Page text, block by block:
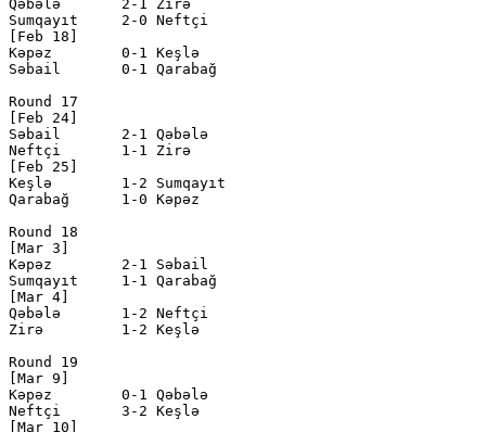
Qəbələ       2-1 Zirə
Sumqayıt     2-0 Neftçi
[Feb 18]
Kəpəz        0-1 Keşlə
Səbail       0-1 Qarabağ
Round 17
[Feb 24]
Səbail       2-1 Qəbələ
Neftçi       1-1 Zirə
[Feb 25]
Keşlə        1-2 Sumqayıt
Qarabağ      1-0 Kəpəz
Round 18
[Mar 3]
Kəpəz        2-1 Səbail
Sumqayıt     1-1 Qarabağ
[Mar 4]
Qəbələ       1-2 Neftçi
Zirə         1-2 Keşlə
Round 19
[Mar 9]
Kəpəz        0-1 Qəbələ
Neftçi       3-2 Keşlə
[Mar 10]